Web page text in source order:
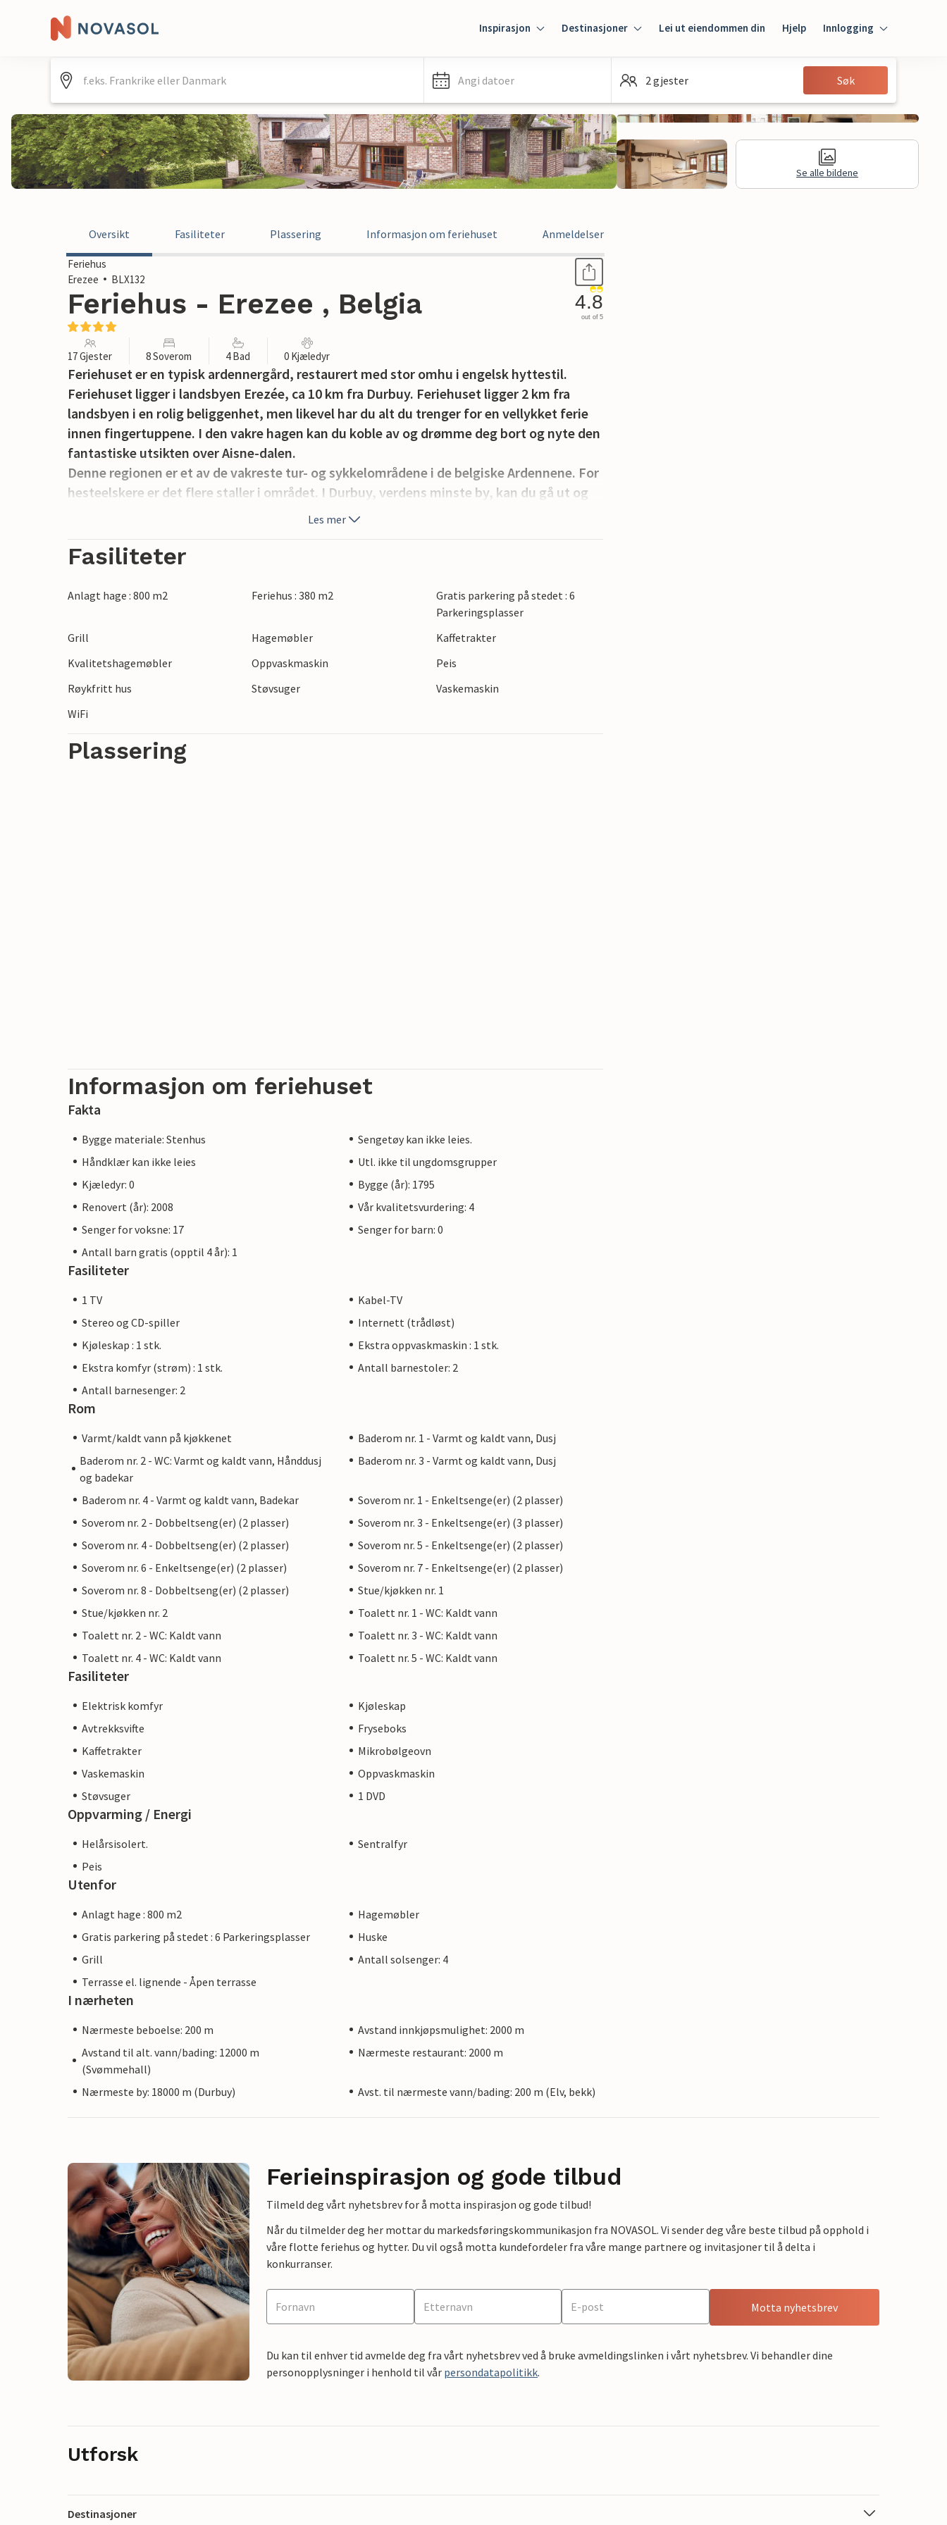
Inspirasjon Destinasjoner Lei ut eiendommen din Hjelp Innlogging
Innlogging
Gjest
Angi datoer 2 gjester Søk
Se alle bildene
Oversikt Fasiliteter Plassering Informasjon om feriehuset Anmeldelser
Feriehus
Erezee
BLX132
Feriehus - Erezee , Belgia 4.8
out of 5
17 Gjester 8 Soverom 4 Bad 0 Kjæledyr
Feriehuset er en typisk ardennergård, restaurert med stor omhu i engelsk hyttestil.
Feriehuset ligger i landsbyen Erezée, ca 10 km fra Durbuy. Feriehuset ligger 2 km fra
landsbyen i en rolig beliggenhet, men likevel har du alt du trenger for en vellykket ferie
innen fingertuppene. I den vakre hagen kan du koble av og drømme deg bort og nyte den
fantastiske utsikten over Aisne-dalen.
Denne regionen er et av de vakreste tur- og sykkelområdene i de belgiske Ardennene. For
hesteelskere er det flere staller i området. I Durbuy, verdens minste by, kan du gå ut og
spise et deilig måltid eller bare sitte på terrassen på en av de mange kafeene på Grand
chocolaterie, 2 gourmetrestauranter, to små restauranter med fransk mat, en
hovedsakelig beregnet på familier. Andre grupper kan imidlertid aksepteres med eierens
samtykke og med en mulig økning i depositumet. Grupper av personer under 30 år er
generelt ikke tillatt.
Les mer
Fasiliteter
Anlagt hage : 800 m2 Feriehus : 380 m2
Gratis parkering på stedet : 6
Parkeringsplasser
Grill
Hagemøbler
Kaffetrakter
Kvalitetshagemøbler
Oppvaskmaskin
Peis
Røykfritt hus
Støvsuger
Vaskemaskin
WiFi
Plassering
Informasjon om feriehuset
Fakta
Bygge materiale: Stenhus
Sengetøy kan ikke leies.
Håndklær kan ikke leies
Utl. ikke til ungdomsgrupper
Kjæledyr: 0
Bygge (år): 1795
Renovert (år): 2008
Vår kvalitetsvurdering: 4
Senger for voksne: 17
Senger for barn: 0
Antall barn gratis (opptil 4 år): 1
Fasiliteter
1 TV
Kabel-TV
Stereo og CD-spiller
Internett (trådløst)
Kjøleskap : 1 stk.
Ekstra oppvaskmaskin : 1 stk.
Ekstra komfyr (strøm) : 1 stk.
Antall barnestoler: 2
Antall barnesenger: 2
Rom
Varmt/kaldt vann på kjøkkenet
Baderom nr. 1 - Varmt og kaldt vann, Dusj
Baderom nr. 2 - WC: Varmt og kaldt vann, Hånddusj
og badekar
Baderom nr. 3 - Varmt og kaldt vann, Dusj
Baderom nr. 4 - Varmt og kaldt vann, Badekar
Soverom nr. 1 - Enkeltsenge(er) (2 plasser)
Soverom nr. 2 - Dobbeltseng(er) (2 plasser)
Soverom nr. 3 - Enkeltsenge(er) (3 plasser)
Soverom nr. 4 - Dobbeltseng(er) (2 plasser)
Soverom nr. 5 - Enkeltsenge(er) (2 plasser)
Soverom nr. 6 - Enkeltsenge(er) (2 plasser)
Soverom nr. 7 - Enkeltsenge(er) (2 plasser)
Soverom nr. 8 - Dobbeltseng(er) (2 plasser)
Stue/kjøkken nr. 1
Stue/kjøkken nr. 2
Toalett nr. 1 - WC: Kaldt vann
Toalett nr. 2 - WC: Kaldt vann
Toalett nr. 3 - WC: Kaldt vann
Toalett nr. 4 - WC: Kaldt vann
Toalett nr. 5 - WC: Kaldt vann
Fasiliteter
Elektrisk komfyr
Kjøleskap
Avtrekksvifte
Fryseboks
Kaffetrakter
Mikrobølgeovn
Vaskemaskin
Oppvaskmaskin
Støvsuger
1 DVD
Oppvarming / Energi
Helårsisolert.
Sentralfyr
Peis
Utenfor
Anlagt hage : 800 m2
Hagemøbler
Gratis parkering på stedet : 6 Parkeringsplasser
Huske
Grill
Antall solsenger: 4
Terrasse el. lignende - Åpen terrasse
I nærheten
Nærmeste beboelse: 200 m
Avstand innkjøpsmulighet: 2000 m
Avstand til alt. vann/bading: 12000 m
(Svømmehall)
Nærmeste restaurant: 2000 m
Nærmeste by: 18000 m (Durbuy) Avst. til nærmeste vann/bading: 200 m (Elv, bekk)
Ferieinspirasjon og gode tilbud
Tilmeld deg vårt nyhetsbrev for å motta inspirasjon og gode tilbud!
Når du tilmelder deg her mottar du markedsføringskommunikasjon fra NOVASOL. Vi sender deg våre beste tilbud på opphold i
våre flotte feriehus og hytter. Du vil også motta kundefordeler fra våre mange partnere og invitasjoner til å delta i
konkurranser.
Motta nyhetsbrev
Du kan til enhver tid avmelde deg fra vårt nyhetsbrev ved å bruke avmeldingslinken i vårt nyhetsbrev. Vi behandler dine
personopplysninger i henhold til vår persondatapolitikk.
Utforsk
Destinasjoner